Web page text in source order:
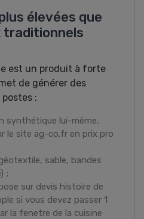
élevées que
traditionnels
est un produit à forte
de générer des
:
synthétique lui-même,
le site ag-co.fr en prix pro
sable, bandes
;
sur devis histoire de
si vous devez passer 1
la fenetre de la cuisine